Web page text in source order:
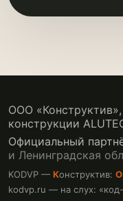
ООО «Конструктив»,
конструкции
Официальный
и Ленинградская
KODVP — Конструктив: О
kodvp.ru — на слух: